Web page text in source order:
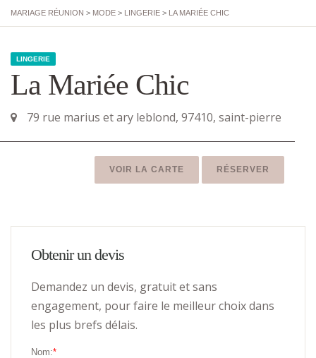
MARIAGE RÉUNION > MODE > LINGERIE > LA MARIÉE CHIC
LINGERIE
La Mariée Chic
79 rue marius et ary leblond, 97410, saint-pierre
VOIR LA CARTE RÉSERVER
Obtenir un devis
Demandez un devis, gratuit et sans
engagement, pour faire le meilleur choix dans
les plus brefs délais.
Nom:*